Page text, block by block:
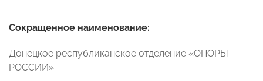
Сокращенное наименование:
Донецкое республиканское отделение «ОПОРЫ
РОССИИ»